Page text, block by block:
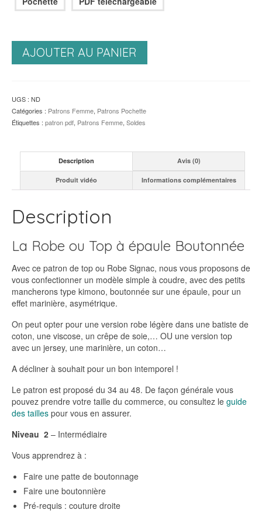
AJOUTER AU PANIER
UGS : ND
Catégories : Patrons Femme, Patrons Pochette
Étiquettes : patron pdf, Patrons Femme, Soldes
Description Avis (0)
Produit vidéo Informations complémentaires
Description
La Robe ou Top à épaule Boutonnée
Avec ce patron de top ou Robe Signac, nous vous proposons de
vous confectionner un modèle simple à coudre, avec des petits
mancherons type kimono, boutonnée sur une épaule, pour un
effet marinière, asymétrique.
On peut opter pour une version robe légère dans une batiste de
coton, une viscose, un crêpe de soie,… OU une version top
avec un jersey, une marinière, un coton…
A décliner à souhait pour un bon intemporel !
Le patron est proposé du 34 au 48. De façon générale vous
pouvez prendre votre taille du commerce, ou consultez le guide
des tailles pour vous en assurer.
Niveau 2 – Intermédiaire
Vous apprendrez à :
Faire une patte de boutonnage
Faire une boutonnière
Pré-requis : couture droite